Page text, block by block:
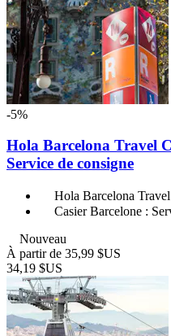
-5%
Hola Barcelona Travel
Service de consigne
Hola Barcelona
Casier Barcelone :
Nouveau
À partir de 35,99 $US
34,19 $US